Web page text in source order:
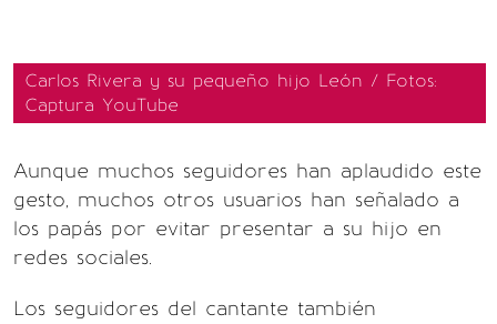
Carlos Rivera y su pequeño hijo León / Fotos:
Captura YouTube
Aunque muchos seguidores han aplaudido este
gesto, muchos otros usuarios han señalado a
los papás por evitar presentar a su hijo en
redes sociales.
Los seguidores del cantante también